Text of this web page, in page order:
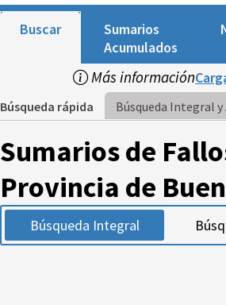
Buscar
Sumarios
Acumulados
Más información
Búsqueda rápida Búsqueda Integral y
Sumarios de
Provincia de
Búsqueda Integral